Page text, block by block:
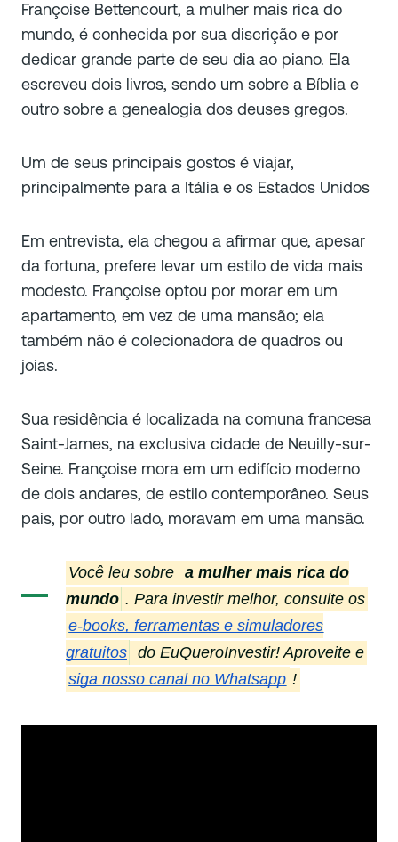
Françoise Bettencourt, a mulher mais rica do
mundo, é conhecida por sua discrição e por
dedicar grande parte de seu dia ao piano. Ela
escreveu dois livros, sendo um sobre a Bíblia e
outro sobre a genealogia dos deuses gregos.
Um de seus principais gostos é viajar,
principalmente para a Itália e os Estados Unidos
Em entrevista, ela chegou a afirmar que, apesar
da fortuna, prefere levar um estilo de vida mais
modesto. Françoise optou por morar em um
apartamento, em vez de uma mansão; ela
também não é colecionadora de quadros ou
joias.
Sua residência é localizada na comuna francesa
Saint-James, na exclusiva cidade de Neuilly-sur-
Seine. Françoise mora em um edifício moderno
de dois andares, de estilo contemporâneo. Seus
pais, por outro lado, moravam em uma mansão.
Você leu sobre
a mulher mais rica do
mundo . Para investir melhor, consulte os
e-books, ferramentas e simuladores
gratuitos do EuQueroInvestir! Aproveite e
siga nosso canal no Whatsapp !